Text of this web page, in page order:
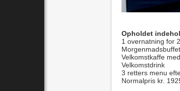
Opholdet
1 overnatning for
Morgenmadsbuffet
Velkomstkaffe
Velkomstdrink
3 retters menu
Normalpris kr.